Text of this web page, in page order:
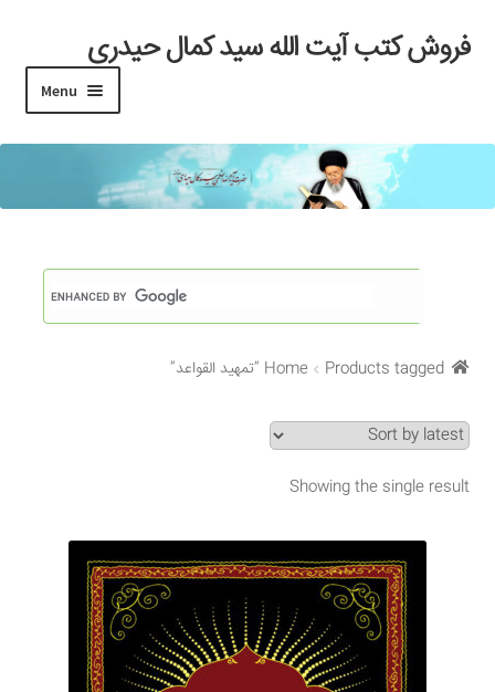
Skip
to
Skip
to
فروش کتب آیت الله سید کمال حیدری
Menu
خانه
#97 (بدون عنوان)
Checkout
My account
Search Results
Shop
برگه نمونه
برگه نمونه
Home Products tagged “تمهید القواعد”
Showing the single result